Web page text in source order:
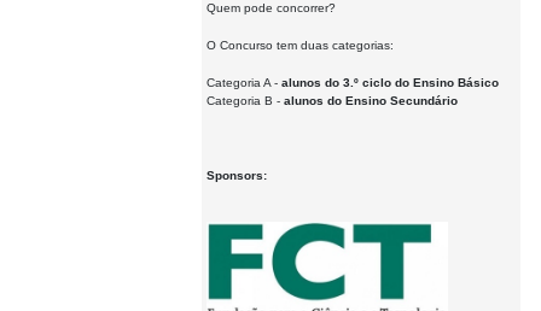
Quem pode concorrer?
O Concurso tem duas categorias:
Categoria A - alunos do 3.º ciclo do Ensino Básico
Categoria B - alunos do Ensino Secundário
Sponsors: